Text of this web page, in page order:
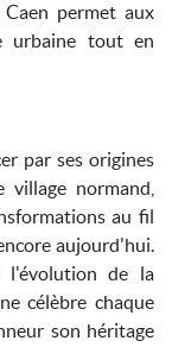
permet aux
urbaine tout en
par ses origines
normand,
au fil
aujourd'hui.
l'évolution de la
célèbre chaque
son héritage